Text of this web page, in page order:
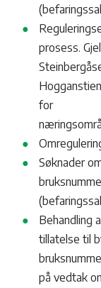
prosess.
for
Søknader
Behandling
tillatelse til
på vedtak